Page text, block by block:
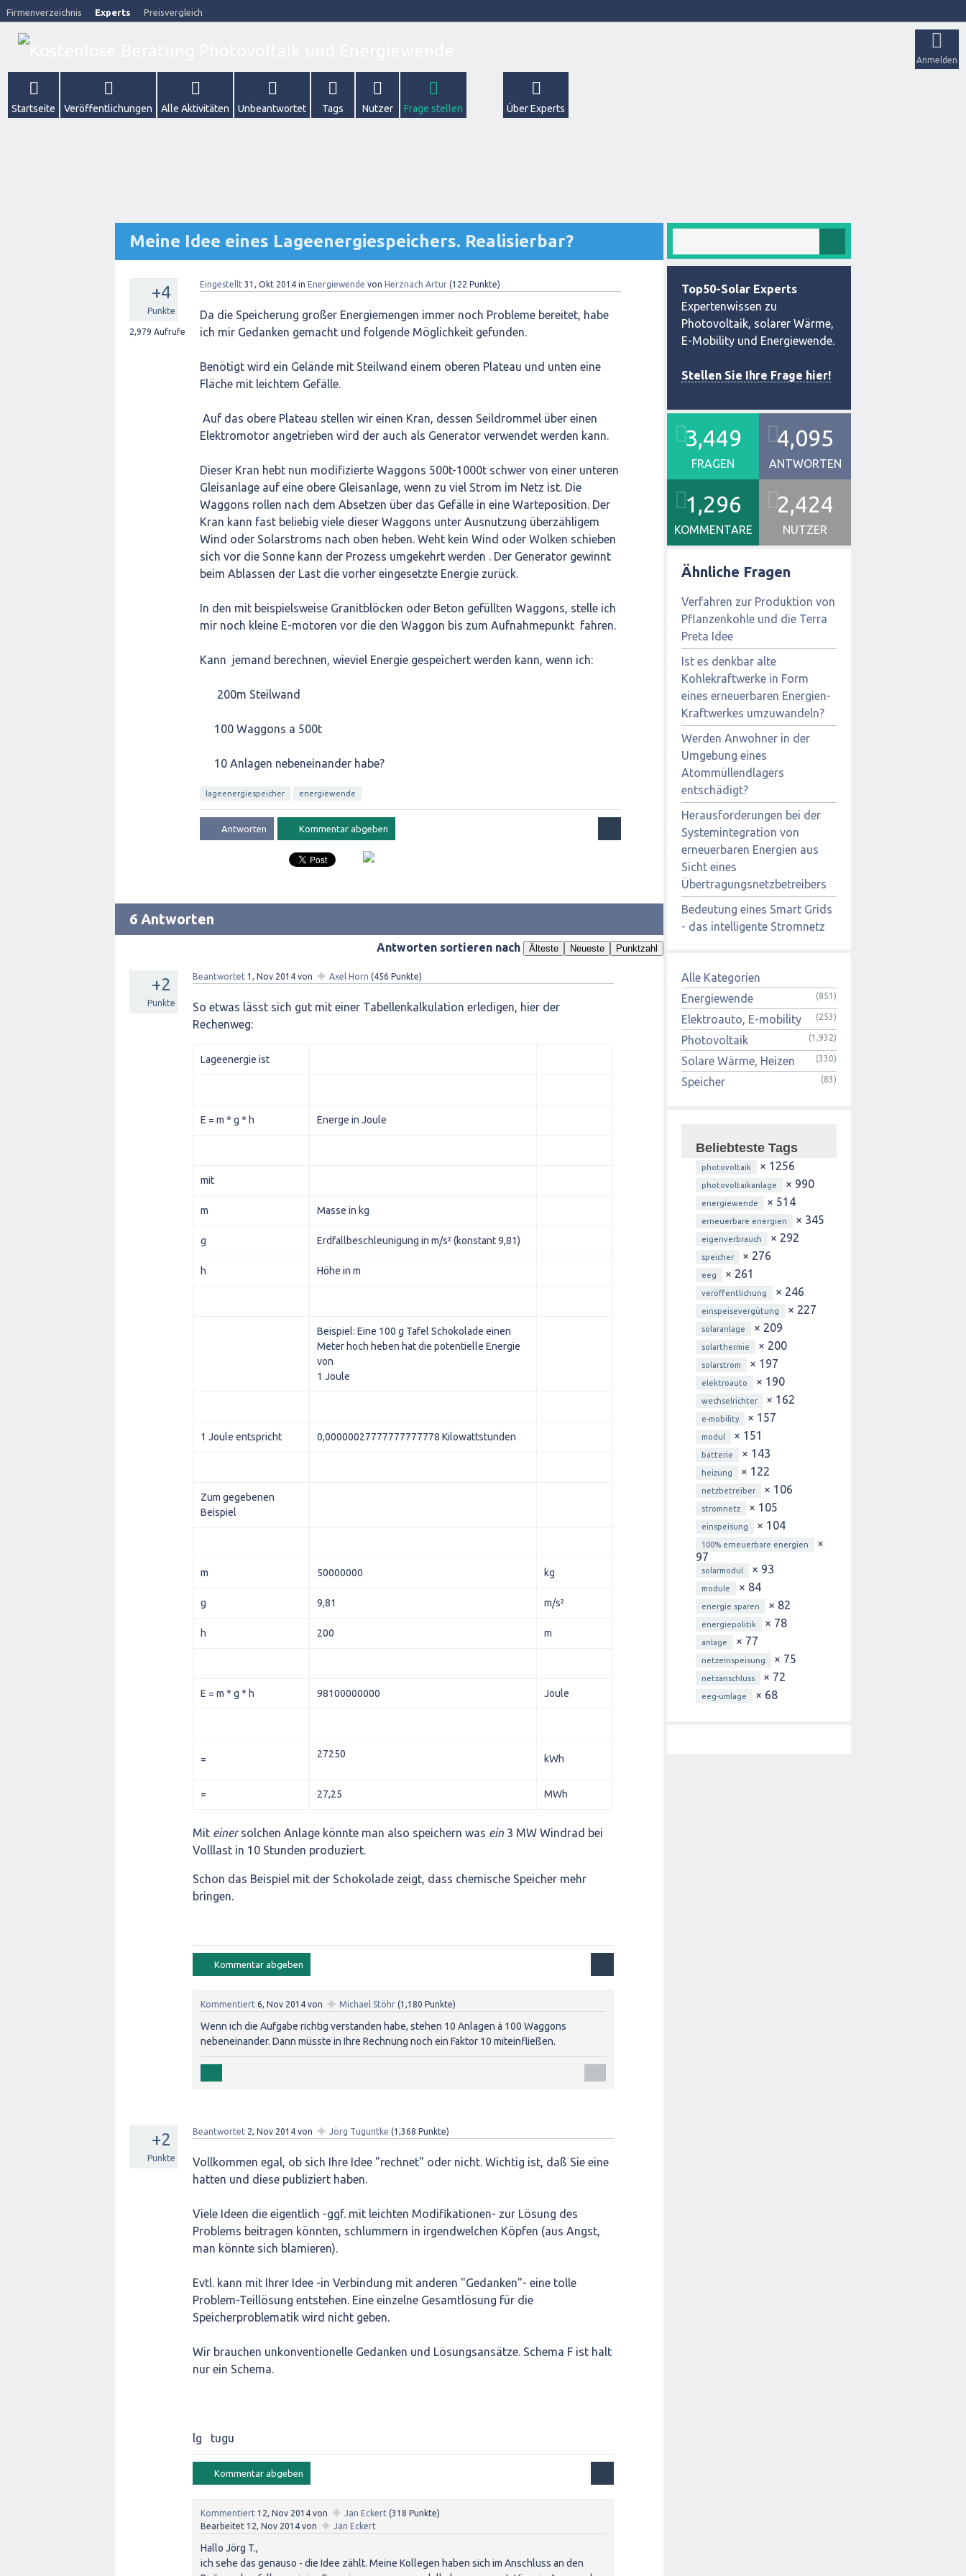
Firmenverzeichnis Experts Preisvergleich
Anmelden
Startseite Veröffentlichungen Alle Aktivitäten Unbeantwortet Tags Nutzer Frage stellen Über Experts
Meine Idee eines Lageenergiespeichers. Realisierbar?
+4
Punkte
2,979 Aufrufe
Eingestellt 31, Okt 2014 in Energiewende von Herznach Artur (122 Punkte)
Da die Speicherung großer Energiemengen immer noch Probleme bereitet, habe
ich mir Gedanken gemacht und folgende Möglichkeit gefunden.
Benötigt wird ein Gelände mit Steilwand einem oberen Plateau und unten eine
Fläche mit leichtem Gefälle.
Auf das obere Plateau stellen wir einen Kran, dessen Seildrommel über einen
Elektromotor angetrieben wird der auch als Generator verwendet werden kann.
Dieser Kran hebt nun modifizierte Waggons 500t-1000t schwer von einer unteren
Gleisanlage auf eine obere Gleisanlage, wenn zu viel Strom im Netz ist. Die
Waggons rollen nach dem Absetzen über das Gefälle in eine Warteposition. Der
Kran kann fast beliebig viele dieser Waggons unter Ausnutzung überzähligem
Wind oder Solarstroms nach oben heben. Weht kein Wind oder Wolken schieben
sich vor die Sonne kann der Prozess umgekehrt werden . Der Generator gewinnt
beim Ablassen der Last die vorher eingesetzte Energie zurück.
In den mit beispielsweise Granitblöcken oder Beton gefüllten Waggons, stelle ich
mir noch kleine E-motoren vor die den Waggon bis zum Aufnahmepunkt fahren.
Kann jemand berechnen, wieviel Energie gespeichert werden kann, wenn ich:
200m Steilwand
100 Waggons a 500t
10 Anlagen nebeneinander habe?
lageenergiespeicher energiewende
6 Antworten
Antworten sortieren nach Älteste Neueste Punktzahl
+2
Punkte
Beantwortet 1, Nov 2014 von ✦ Axel Horn (456 Punkte)
So etwas lässt sich gut mit einer Tabellenkalkulation erledigen, hier der
Rechenweg:
Lageenergie ist
E = m * g * h Energe in Joule
mit
m Masse in kg
g Erdfallbeschleunigung in m/s² (konstant 9,81)
h Höhe in m
Beispiel: Eine 100 g Tafel Schokolade einen
Meter hoch heben hat die potentielle Energie
von
1 Joule
1 Joule entspricht 0,00000027777777777778 Kilowattstunden
Zum gegebenen
Beispiel
m 50000000 kg
g 9,81 m/s²
h 200 m
E = m * g * h 98100000000 Joule
= 27250 kWh
= 27,25 MWh
Mit einersolchen Anlage könnte man also speichern was ein 3 MW Windrad bei
Volllast in 10 Stunden produziert.
Schon das Beispiel mit der Schokolade zeigt, dass chemische Speicher mehr
bringen.
Kommentiert 6, Nov 2014 von ✦ Michael Stöhr (1,180 Punkte)
Wenn ich die Aufgabe richtig verstanden habe, stehen 10 Anlagen à 100 Waggons
nebeneinander. Dann müsste in Ihre Rechnung noch ein Faktor 10 miteinfließen.
+2
Punkte
Beantwortet 2, Nov 2014 von ✦ Jörg Tuguntke (1,368 Punkte)
Vollkommen egal, ob sich Ihre Idee "rechnet" oder nicht. Wichtig ist, daß Sie eine
hatten und diese publiziert haben.
Viele Ideen die eigentlich -ggf. mit leichten Modifikationen- zur Lösung des
Problems beitragen könnten, schlummern in irgendwelchen Köpfen (aus Angst,
man könnte sich blamieren).
Evtl. kann mit Ihrer Idee -in Verbindung mit anderen "Gedanken"- eine tolle
Problem-Teillösung entstehen. Eine einzelne Gesamtlösung für die
Speicherproblematik wird nicht geben.
Wir brauchen unkonventionelle Gedanken und Lösungsansätze. Schema F ist halt
nur ein Schema.
lg tugu
Kommentiert 12, Nov 2014 von ✦ Jan Eckert (318 Punkte)
Bearbeitet 12, Nov 2014 von ✦ Jan Eckert
Hallo Jörg T.,
ich sehe das genauso - die Idee zählt. Meine Kollegen haben sich im Anschluss an den
Top50-Solar Experts
Expertenwissen zu
Photovoltaik, solarer Wärme,
E-Mobility und Energiewende.
Stellen Sie Ihre Frage hier!
3,449
FRAGEN
4,095
ANTWORTEN
1,296
KOMMENTARE
2,424
NUTZER
Ähnliche Fragen
Verfahren zur Produktion von
Pflanzenkohle und die Terra
Preta Idee
Ist es denkbar alte
Kohlekraftwerke in Form
eines erneuerbaren Energien-
Kraftwerkes umzuwandeln?
Werden Anwohner in der
Umgebung eines
Atommüllendlagers
entschädigt?
Herausforderungen bei der
Systemintegration von
erneuerbaren Energien aus
Sicht eines
Übertragungsnetzbetreibers
Bedeutung eines Smart Grids
- das intelligente Stromnetz
Alle Kategorien
Energiewende
(851)
Elektroauto, E-mobility (253)
Photovoltaik (1,932)
Solare Wärme, Heizen (330)
Speicher (83)
Beliebteste Tags
photovoltaik × 1256
photovoltaikanlage × 990
energiewende × 514
erneuerbare energien × 345
eigenverbrauch × 292
speicher × 276
eeg × 261
veröffentlichung × 246
einspeisevergütung × 227
solaranlage × 209
solarthermie × 200
solarstrom × 197
elektroauto × 190
wechselrichter × 162
e-mobility × 157
modul × 151
batterie × 143
heizung × 122
netzbetreiber × 106
stromnetz × 105
einspeisung × 104
100% erneuerbare energien
×
97
solarmodul × 93
module × 84
energie sparen × 82
energiepolitik × 78
anlage × 77
netzeinspeisung × 75
netzanschluss × 72
eeg-umlage × 68